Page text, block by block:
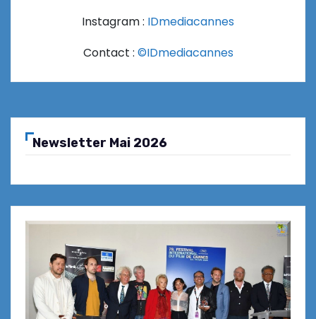
Instagram : IDmediacannes
Contact : ©IDmediacannes
Newsletter Mai 2026